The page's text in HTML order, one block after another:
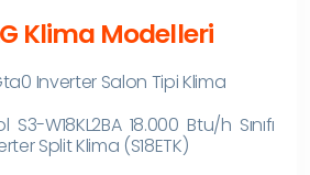
Klima Modelleri
Inverter Salon Tipi Klima
W18KL2BA 18.000 Btu/h Sınıfı
Split Klima (S18ETK)